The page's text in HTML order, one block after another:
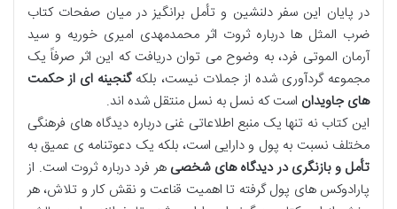
در پایان این سفر دلنشین و تأمل برانگیز در میان صفحات کتاب
ضرب المثل ها درباره ثروت اثر محمدمهدی امیری خوریه و سید
آرمان الموتی فرد، به وضوح می توان دریافت که این اثر صرفاً یک
مجموعه گردآوری شده از جملات نیست، بلکهگنجینه ای از حکمت
های جاویدان است که نسل به نسل منتقل شده اند.
این کتاب نه تنها یک منبع اطلاعاتی غنی درباره دیدگاه های فرهنگی
مختلف نسبت به پول و دارایی است، بلکه یک دعوتنامه ی عمیق به
تأمل و بازنگری در دیدگاه های شخصی هر فرد درباره ثروت است. از
پارادوکس های پول گرفته تا اهمیت قناعت و نقش کار و تلاش، هر